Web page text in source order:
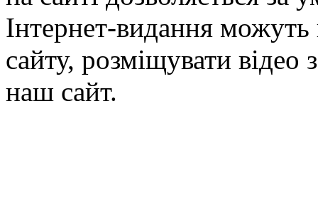
Інтернет-видання можуть
сайту, розміщувати відео
наш сайт.